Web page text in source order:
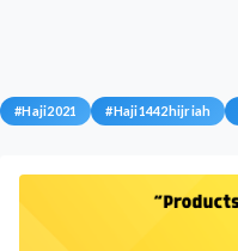
#Haji2021 #Haji1442hijriah